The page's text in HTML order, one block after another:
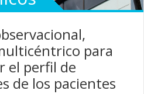
para
el perfil de
de los pacientes